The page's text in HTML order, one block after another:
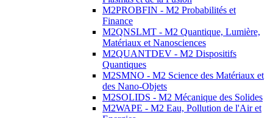
M2PROBFIN - M2 Probabilités et
Finance
M2QNSLMT - M2 Quantique, Lumière,
Matériaux et Nanosciences
M2QUANTDEV - M2 Dispositifs
Quantiques
M2SMNO - M2 Science des Matériaux et
des Nano-Objets
M2SOLIDS - M2 Mécanique des Solides
M2WAPE - M2 Eau, Pollution de l'Air et